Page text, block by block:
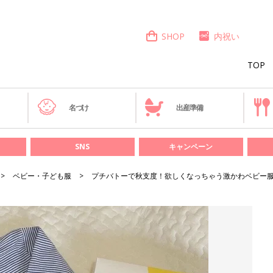
TOP
SHOP 内祝い
名づけ 出産準備
SNS キャンペーン
ベビー・子ども服 プチバトーで秋支度！欲しくなっちゃう激かわベビー